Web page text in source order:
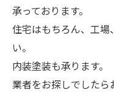
承っております。
住宅はもちろん、工場
い。
内装塗装も承ります。
業者をお探しでしたら